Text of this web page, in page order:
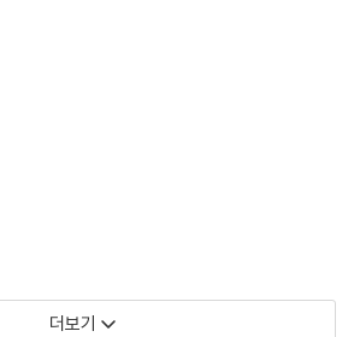
더보기